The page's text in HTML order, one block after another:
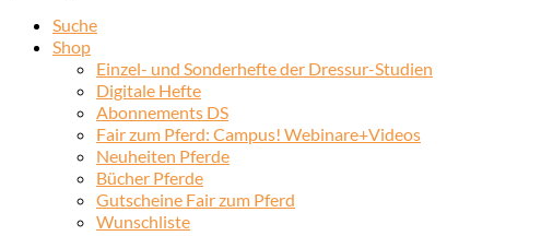
Suche
Shop
Einzel- und Sonderhefte der Dressur-Studien
Digitale Hefte
Abonnements DS
Fair zum Pferd: Campus! Webinare+Videos
Neuheiten Pferde
Bücher Pferde
Gutscheine Fair zum Pferd
Wunschliste